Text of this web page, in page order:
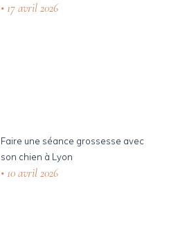
17 avril 2026
Faire une séance grossesse avec
son chien à Lyon
10 avril 2026